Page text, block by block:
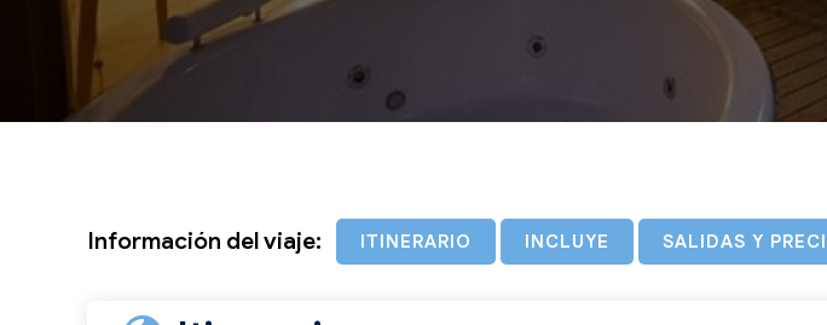
Información del viaje: ITINERARIO INCLUYE SALIDAS Y